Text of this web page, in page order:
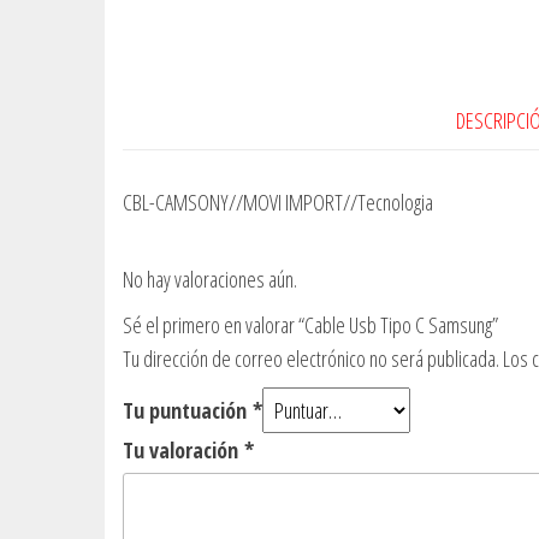
CBL-CAMSONY//MOVI IMPORT//Tecnologia
No hay valoraciones aún.
Sé el primero en valorar “Cable Usb Tipo C Samsung”
Tu dirección de correo electrónico no será publicada. Los
Tu puntuación *
Tu valoración *